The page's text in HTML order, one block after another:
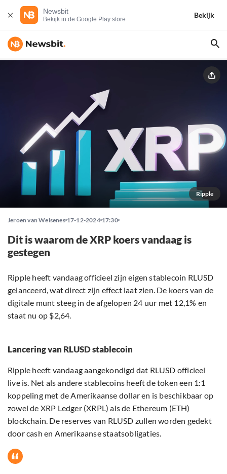
Newsbit
Bekijk in de Google Play store
Bekijk
Ripple
Jeroen van Welsenes 17-12-2024 17:30
Dit is waarom de XRP koers vandaag is
gestegen
Ripple heeft vandaag officieel zijn eigen stablecoin RLUSD
gelanceerd, wat direct zijn effect laat zien. De koers van de
digitale munt steeg in de afgelopen 24 uur met 12,1% en
staat nu op $2,64.
Lancering van RLUSD stablecoin
Ripple heeft vandaag aangekondigd dat RLUSD officieel
live is. Net als andere stablecoins heeft de token een 1:1
koppeling met de Amerikaanse dollar en is beschikbaar op
zowel de XRP Ledger (XRPL) als de Ethereum (ETH)
blockchain. De reserves van RLUSD zullen worden gedekt
door cash en Amerikaanse staatsobligaties.